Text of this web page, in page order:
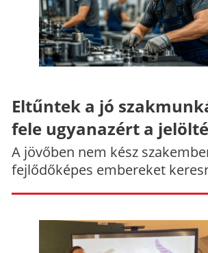
Eltűntek a jó
fele ugyanazért a
A jövőben nem kész
fejlődőképes embereket